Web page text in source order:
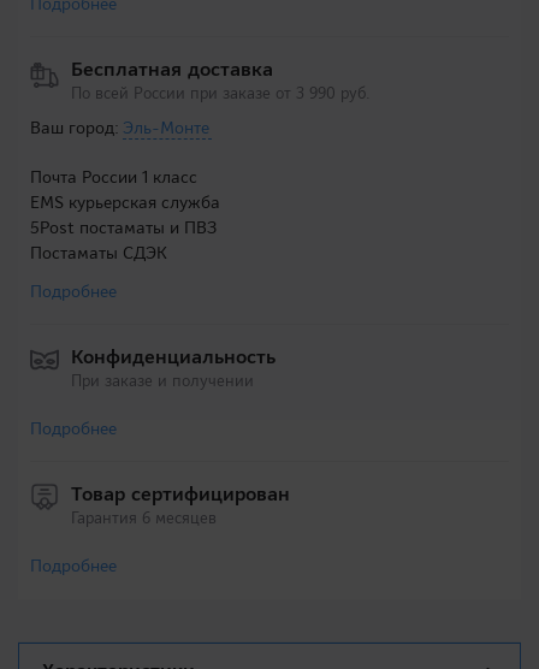
Бесплатная доставка
По всей России при заказе от 3 990 руб.
Ваш город: Эль-Монте
Почта России 1 класс
EMS курьерская служба
5Post постаматы и ПВЗ
Постаматы СДЭК
Подробнее
Конфиденциальность
При заказе и получении
Подробнее
Товар сертифицирован
Гарантия 6 месяцев
Подробнее